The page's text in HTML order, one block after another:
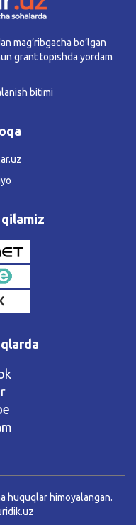
mag’ribgacha bo’lgan
grant topishda yordam
bitimi
huquqlar himoyalangan.